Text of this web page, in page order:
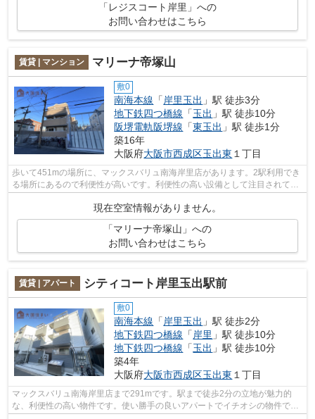
「レジスコート岸里」への
お問い合わせはこちら
賃貸 | マンション マリーナ帝塚山
敷0
南海本線 「 岸里玉出 」駅 徒歩3分
地下鉄四つ橋線 「玉出 」駅 徒歩10分
阪堺電軌阪堺線 「東玉出 」駅 徒歩1分
築16年
大阪府大阪市西成区玉出東 １丁目
歩いて451mの場所に、マックスバリュ南海岸里店があります。2駅利用でき
る場所にあるので利便性が高いです。利便性の高い設備として注目されてい
るのが敷地内ごみ置き場です。「マリー...
現在空室情報がありません。
「マリーナ帝塚山」への
お問い合わせはこちら
賃貸 | アパート シティコート岸里玉出駅前
敷0
南海本線 「岸里玉出 」駅 徒歩2分
地下鉄四つ橋線 「岸里 」駅 徒歩10分
地下鉄四つ橋線 「玉出 」駅 徒歩10分
築4年
大阪府大阪市西成区玉出東 １丁目
マックスバリュ南海岸里店まで291mです。駅まで徒歩2分の立地が魅力的
な、利便性の高い物件です。使い勝手の良いアパートでイチオシの物件で